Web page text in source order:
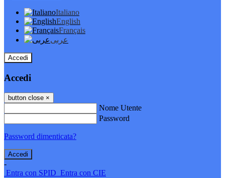
Italiano
English
Français
عربى
Accedi
Accedi
button close ×
Nome Utente
Password
Password dimenticata?
-
Entra con SPID Entra con CIE